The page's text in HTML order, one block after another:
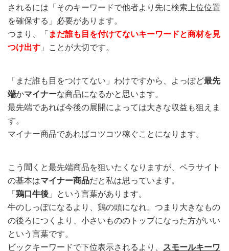
されるには「そのキーワードで他者より先に検索上位位置
を確保する」必要があります。
つまり、「 まだ誰も目を付けてないキーワードと商材を見
つけ出す 」ことが大切です。
「まだ誰も目をつけてない」わけですから、よっぽど最先
端かマイナーな商品になるかと思います。
最先端であれば今後の展開によっては大きな収益も狙えま
す。
マイナー商品であればコツコツ稼ぐことになります。
こう聞くと最先端商品を狙いたくなりますが、ペラサイト
の基本はマイナー商品だと私は思っています。
「鶏口牛後 」という言葉があります。
牛のしっぽになるより、鶏の頭になれ。つまり大きなもの
の後ろにつくより、小さいもののトップになった方がいい
という言葉です。
ビックキーワードで下位表示されるより、 スモールキーワ